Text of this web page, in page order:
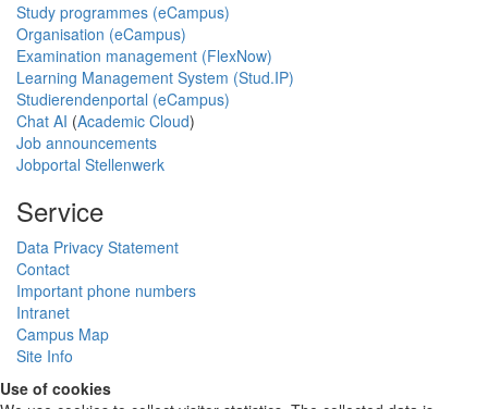
Study programmes (eCampus)
Organisation (eCampus)
Examination management (FlexNow)
Learning Management System (Stud.IP)
Studierendenportal (eCampus)
Chat AI (Academic Cloud)
Job announcements
Jobportal Stellenwerk
Service
Data Privacy Statement
Contact
Important phone numbers
Intranet
Campus Map
Site Info
Use of cookies